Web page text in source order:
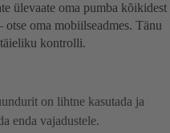
ülevaate oma pumba kõikidest
otse oma mobiilseadmes. Tänu
täieliku kontrolli.
on lihtne kasutada ja
enda vajadustele.